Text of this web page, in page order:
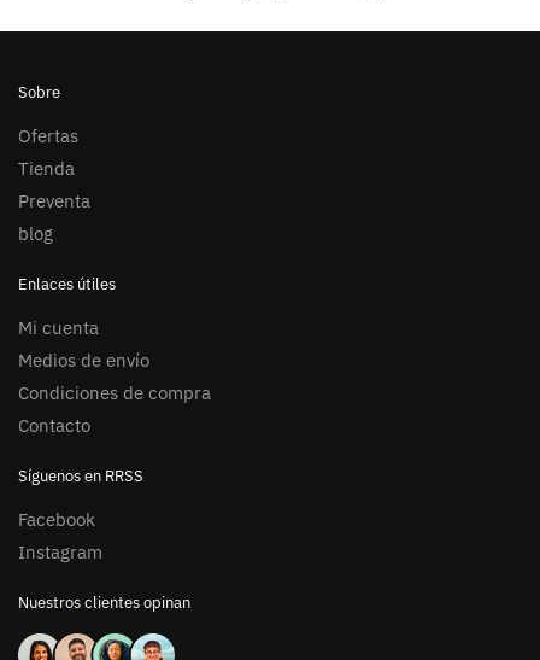
Sobre
Ofertas
Tienda
Preventa
blog
Enlaces útiles
Mi cuenta
Medios de envío
Condiciones de compra
Contacto
Síguenos en RRSS
Facebook
Instagram
Nuestros clientes opinan